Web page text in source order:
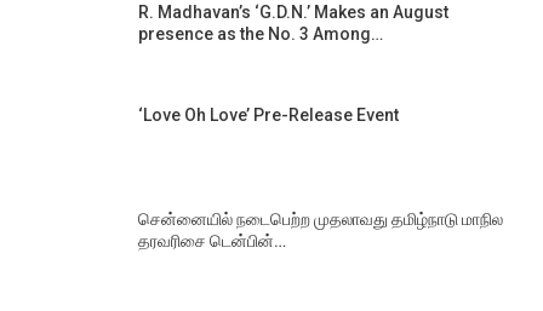
R. Madhavan’s ‘G.D.N.’ Makes an August
presence as the No. 3 Among…
‘Love Oh Love’ Pre-Release Event
சென்னையில் நடைபெற்ற முதலாவது தமிழ்நாடு மாநில
தரவரிசை டென்பின்…